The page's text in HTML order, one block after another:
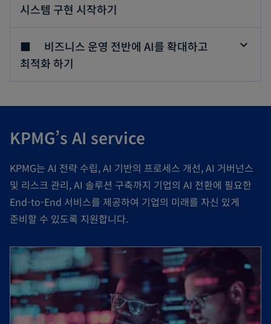
시스템 구현 시작하기
■ 비즈니스 운영 전반에 AI를 확대하고
최적화 하기
KPMG’s AI service
KPMG는 AI 전략 수립, AI 기반의 프로세스 개선, AI 거버넌스
및 리스크 관리, AI 솔루션 구축까지 기업의 AI 전환에 필요한
End-to-End 서비스를 제공하여 기업의 미래를 자신 있게
준비할 수 있도록 지원합니다.